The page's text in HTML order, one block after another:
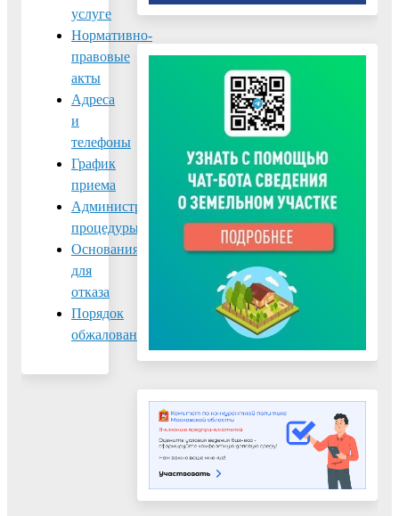
услуге
Нормативно-
правовые
акты
Адреса
и
телефоны
График
приема
Административные
процедуры
Основания
для
отказа
Порядок
обжалования